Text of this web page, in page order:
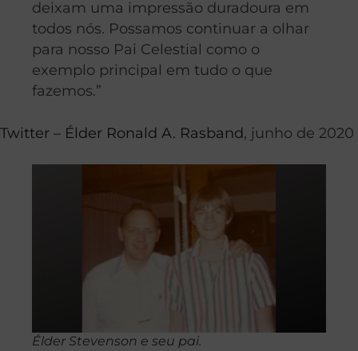
deixam uma impressão duradoura em
todos nós. Possamos continuar a olhar
para nosso Pai Celestial como o
exemplo principal em tudo o que
fazemos.”
Twitter – Élder Ronald A. Rasband, junho de 2020
Élder Stevenson e seu pai.